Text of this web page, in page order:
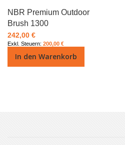
NBR Premium Outdoor
Brush 1300
242,00 €
200,00 €
In den Warenkorb